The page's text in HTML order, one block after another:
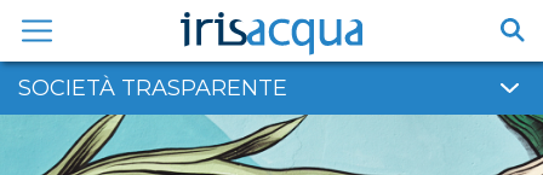
contenuto
SOCIETÀ TRASPARENTE